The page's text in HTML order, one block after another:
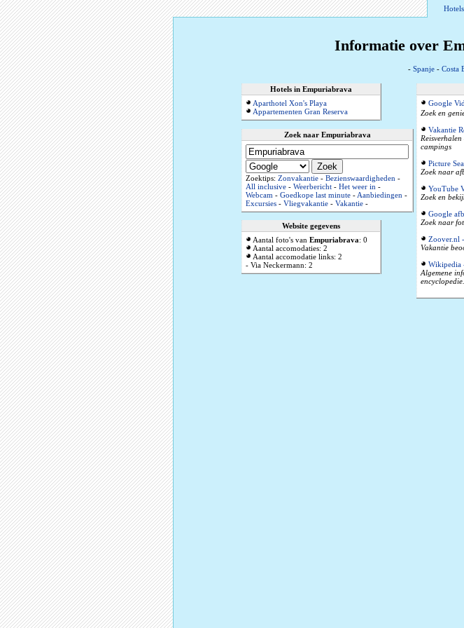
Informatie over
- Spanje- Costa
Hotels in Empuriabrava
Aparthotel Xon's Playa
Appartementen Gran Reserva
Zoek naar Empuriabrava
Zoektips: Zonvakantie - Bezienswaardigheden -
All inclusive - Weerbericht - Het weer in -
Webcam - Goedkope last minute -Aanbiedingen -
Excursies - Vliegvakantie - Vakantie -
Website gegevens
Aantal foto's van Empuriabrava: 0
Aantal accomodaties: 2
Aantal accomodatie links: 2
- Via Neckermann: 2
Google
Zoek en
Vakantie
campings
Picture
Zoek naar
YouTube
Zoek en
Google
Zoek naar
Zoover.nl
Vakantie
Wikipedia
Algemene
encyclopedie.